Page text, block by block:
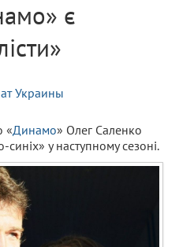
є
Украины
«Динамо» Олег Саленко
синіх» у наступному сезоні.